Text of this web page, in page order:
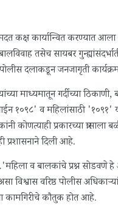
कक्ष कार्यान्वित करण्यात
तसेच सायबर
दलाकडून जनजागृती
गर्दीच्या ठिकाणी,
१०९८' व महिलांसाठी
प्रकारच्या
दिली आहे.
व बालकांचे प्रश्न सोडवणे
विश्वास वरिष्ठ पोलीस
कामगिरीचे कौतुक होत आहे.